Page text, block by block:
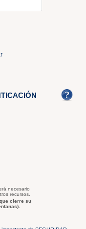
necesario
recursos.
cierre su